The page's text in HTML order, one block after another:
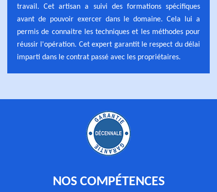
travail. Cet artisan a suivi des formations spécifiques
avant de pouvoir exercer dans le domaine. Cela lui a
permis de connaitre les techniques et les méthodes pour
réussir l'opération. Cet expert garantit le respect du délai
imparti dans le contrat passé avec les propriétaires.
NOS COMPÉTENCES